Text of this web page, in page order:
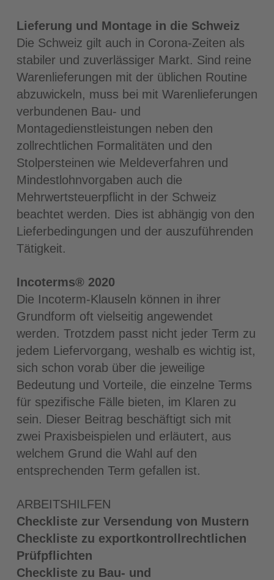
Lieferung und Montage in die Schweiz
Die Schweiz gilt auch in Corona-Zeiten als
stabiler und zuverlässiger Markt. Sind reine
Warenlieferungen mit der üblichen Routine
abzuwickeln, muss bei mit Warenlieferungen
verbundenen Bau- und
Montagedienstleistungen neben den
zollrechtlichen Formalitäten und den
Stolpersteinen wie Meldeverfahren und
Mindestlohnvorgaben auch die
Mehrwertsteuerpflicht in der Schweiz
beachtet werden. Dies ist abhängig von den
Lieferbedingungen und der auszuführenden
Tätigkeit.
Incoterms® 2020
Die Incoterm-Klauseln können in ihrer
Grundform oft vielseitig angewendet
werden. Trotzdem passt nicht jeder Term zu
jedem Liefervorgang, weshalb es wichtig ist,
sich schon vorab über die jeweilige
Bedeutung und Vorteile, die einzelne Terms
für spezifische Fälle bieten, im Klaren zu
sein. Dieser Beitrag beschäftigt sich mit
zwei Praxisbeispielen und erläutert, aus
welchem Grund die Wahl auf den
entsprechenden Term gefallen ist.
ARBEITSHILFEN
Checkliste zur Versendung von Mustern
Checkliste zu exportkontrollrechtlichen
Prüfpflichten
Checkliste zu Bau- und